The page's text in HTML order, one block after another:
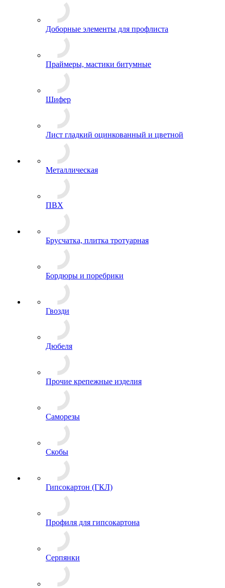
Доборные элементы для профлиста
Праймеры, мастики битумные
Шифер
Лист гладкий оцинкованный и цветной
Металлическая
ПВХ
Брусчатка, плитка тротуарная
Бордюры и поребрики
Гвозди
Дюбеля
Прочие крепежные изделия
Саморезы
Скобы
Гипсокартон (ГКЛ)
Профиля для гипсокартона
Серпянки